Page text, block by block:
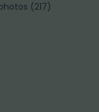
(217)